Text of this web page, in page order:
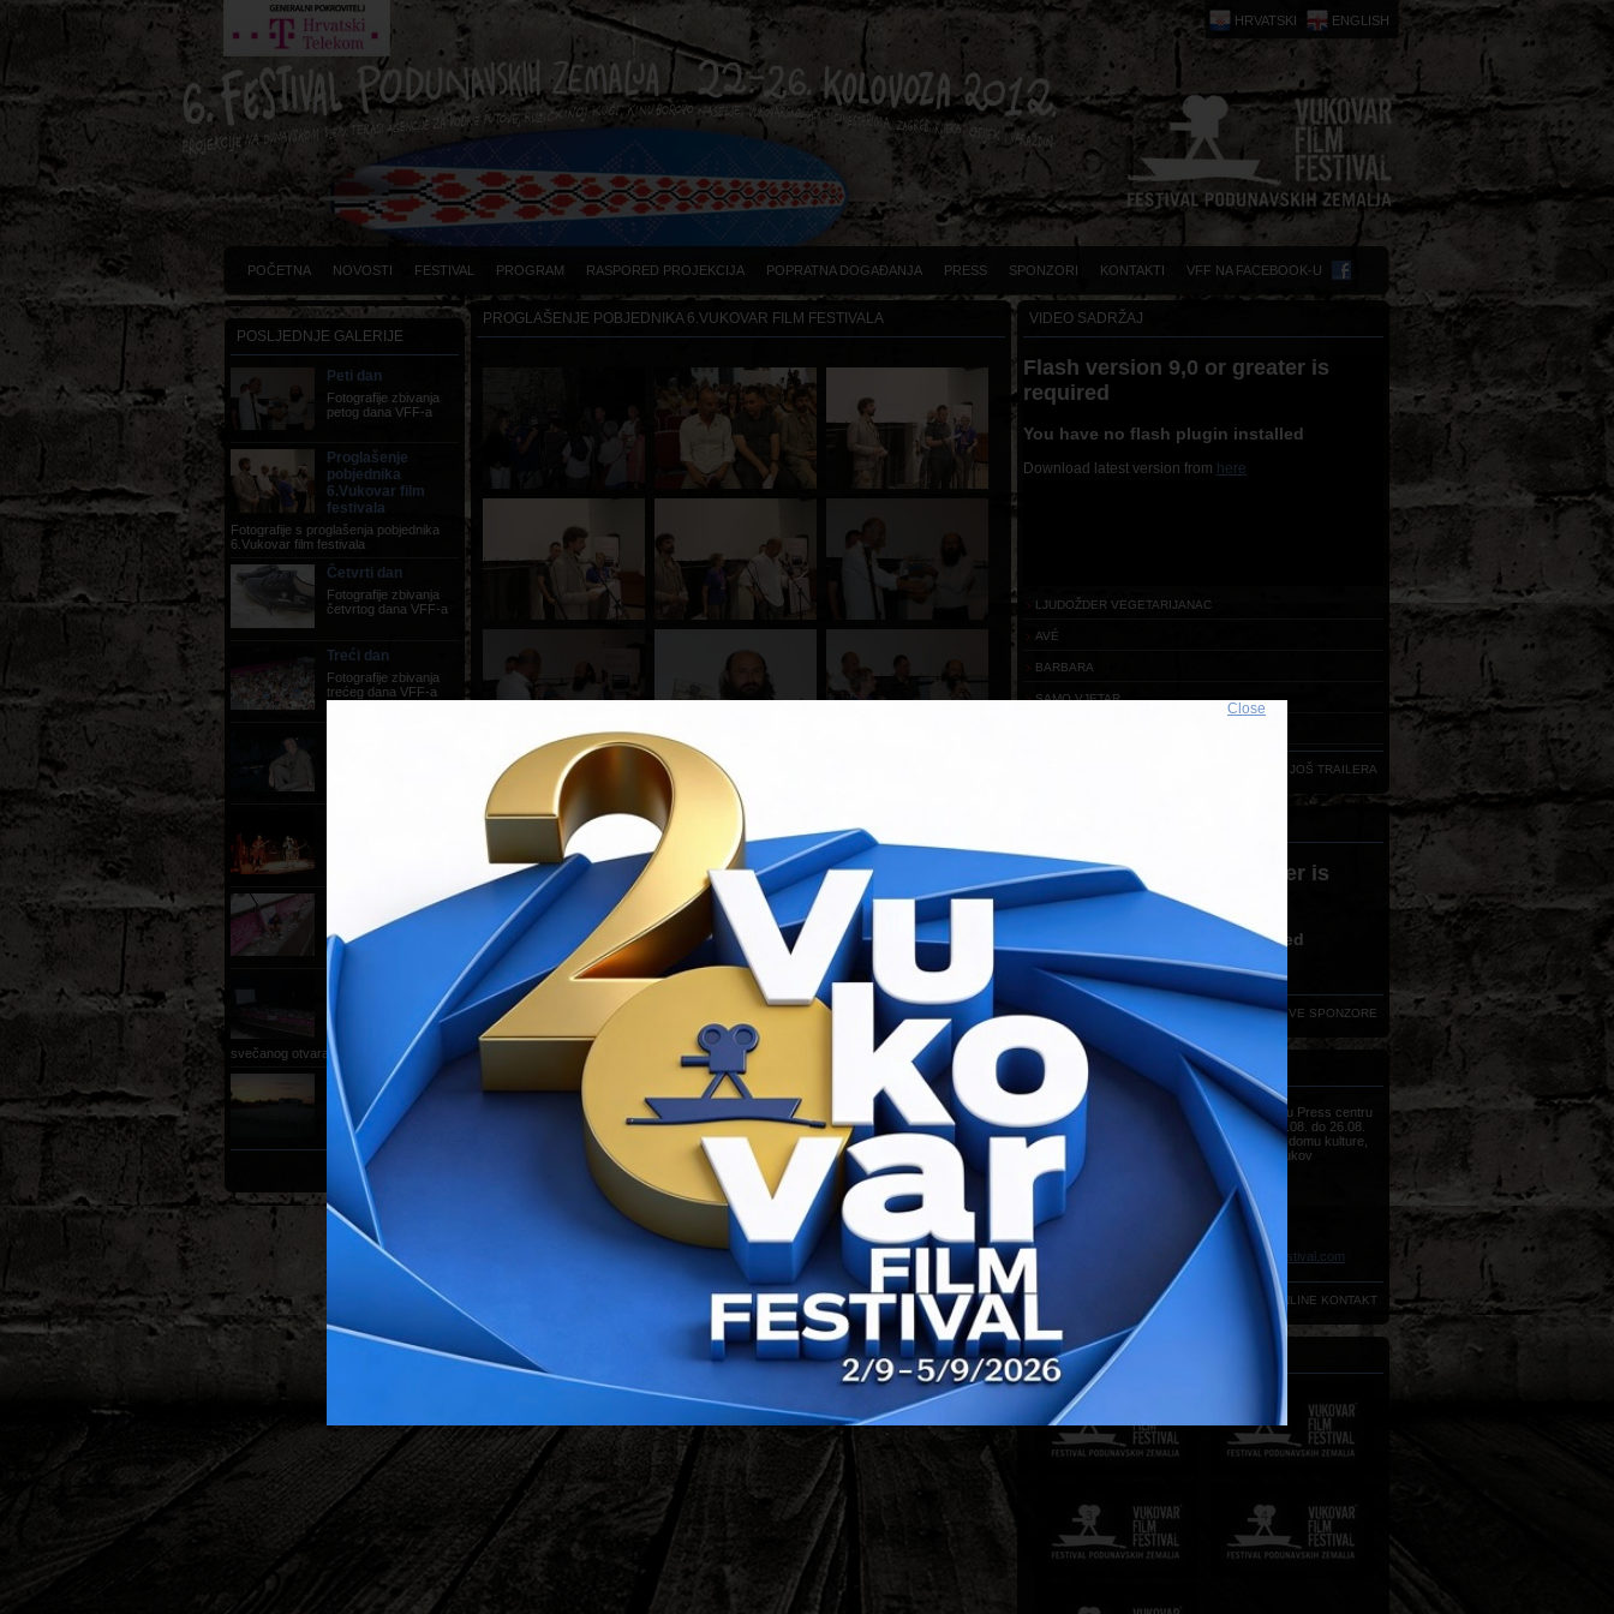
ENGLISH
HRVATSKI
POČETNA NOVOSTI FESTIVAL PROGRAM RASPORED PROJEKCIJA POPRATNA DOGAĐANJA PRESS SPONZORI KONTAKTI VFF NA FACEBOOK-U
Close
POSLJEDNJE GALERIJE
Peti dan
Fotografije zbivanja
petog dana VFF-a
Proglašenje
pobjednika
6.Vukovar film
festivala
Fotografije s proglašenja pobjednika
6.Vukovar film festivala
Četvrti dan
Fotografije zbivanja
četvrtog dana VFF-a
Treći dan
Fotografije zbivanja
trećeg dana VFF-a
fotografije zbivanja
prvog dana VFF-a
Svečano otvaranje
22.08.2012.
fotografije sa
svečanog otvaranja festivala
Nulti dan
Pripreme lokacija,
pressica u Vukovaru,
zagrijavanje
VIDI SVE GALERIJE
PROGLAŠENJE POBJEDNIKA 6.VUKOVAR FILM FESTIVALA VIDEO SADRŽAJ
Flash version 9,0 or greater is
required
You have no flash plugin installed
Download latest version from here
LJUDOŽDER VEGETARIJANAC
AVÉ
BARBARA
SAMO VJETAR
UČITAJ JOŠ TRAILERA
Flash version 3,0 or greater is
required
You have no flash plugin installed
Download latest version fromhere
VIDI SVE SPONZORE
KONTAKT
Sve informacije možete dobiti u Press centru
Vukovar Film Festivala, od 22.08. do 26.08.
(od 09h do 18h) u Hrvatskom domu kulture,
Strossmayerova 20, 32000 Vukov
+385 (0)32 450 022
+385 (0)32 450 020
+385 (0)32 450 033
+385 (0)32 450 034
+385 (0)32 440 035
press@vukovarfilmfestival.com
ONLINE KONTAKT
PRIJAŠNJI FESTIVALI